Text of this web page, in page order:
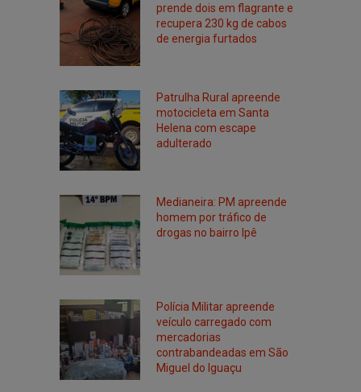
prende dois em flagrante e
recupera 230 kg de cabos
de energia furtados
Patrulha Rural apreende
motocicleta em Santa
Helena com escape
adulterado
Medianeira: PM apreende
homem por tráfico de
drogas no bairro Ipê
Polícia Militar apreende
veículo carregado com
mercadorias
contrabandeadas em São
Miguel do Iguaçu